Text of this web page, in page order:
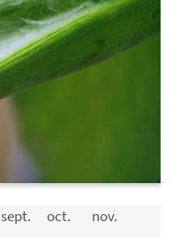
sept. oct. nov.